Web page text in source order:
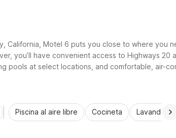
California, Motel 6 puts you close to where you
you’ll have convenient access to Highways
pools at select locations, and comfortable, air-
California, Motel 6 keeps your stay simple,
Piscina al aire libre Cocineta Lavandería